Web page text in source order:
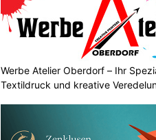
Werbe Atelier Oberdorf – Ihr
Textildruck und kreative